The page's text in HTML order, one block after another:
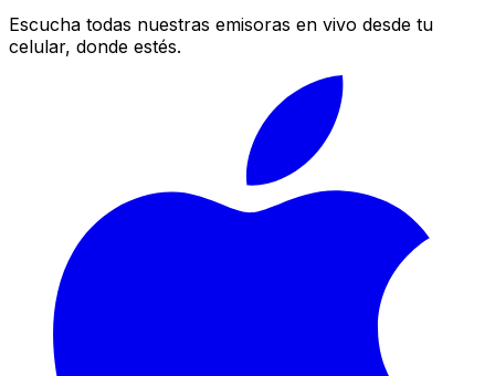
Escucha todas nuestras emisoras en vivo desde tu
celular, donde estés.